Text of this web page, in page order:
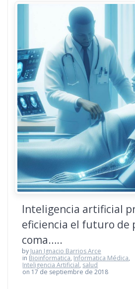
Inteligencia artificial
eficiencia el futuro de
coma…..
by Juan Ignacio Barrios Arce
in Bioinformatica, Informatica Médica,
Inteligencia Artificial, salud
on 17 de septiembre de 2018